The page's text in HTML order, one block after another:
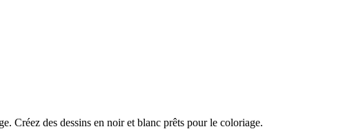
Créez des dessins en noir et blanc prêts pour le coloriage.